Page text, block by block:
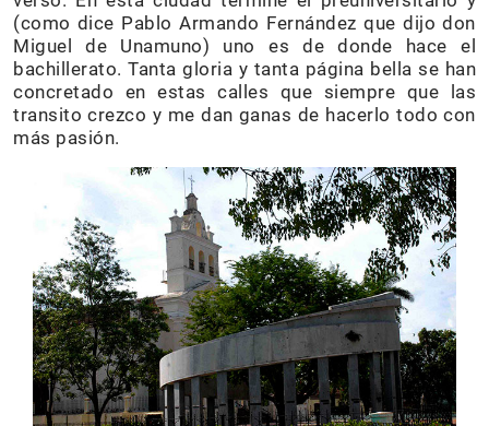
(como dice Pablo Armando Fernández que dijo don
Miguel de Unamuno) uno es de donde hace el
bachillerato. Tanta gloria y tanta página bella se han
concretado en estas calles que siempre que las
transito crezco y me dan ganas de hacerlo todo con
más pasión.